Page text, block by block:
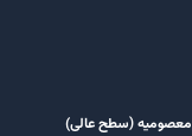
(سطح عالی)